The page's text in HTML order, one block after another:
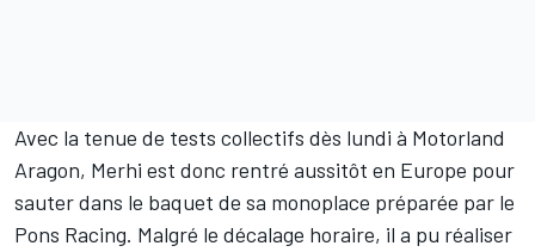
Avec la tenue de tests collectifs dès lundi à Motorland
Aragon, Merhi est donc rentré aussitôt en Europe pour
sauter dans le baquet de sa monoplace préparée par le
Pons Racing. Malgré le décalage horaire, il a pu réaliser